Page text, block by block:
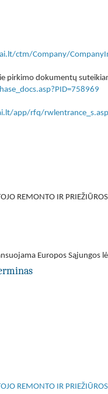
ctm/Company/
pirkimo dokumentų
app/rfq/
REMONTO IR
Europos Sąjungos
REMONTO IR